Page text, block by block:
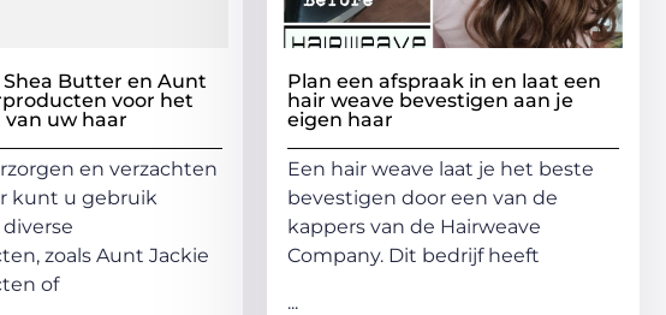
Butter en Aunt
voor het
uw haar
en verzachten
kunt u gebruik
zoals Aunt Jackie
of
Plan een afspraak in en laat een
hair weave bevestigen aan je
eigen haar
Een hair weave laat je het beste
bevestigen door een van de
kappers van de Hairweave
Company. Dit bedrijf heeft
...